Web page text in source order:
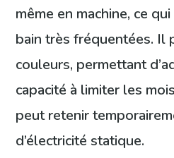
même en machine, ce
bain très fréquentées.
couleurs, permettant
capacité à limiter les
peut retenir
d’électricité statique.